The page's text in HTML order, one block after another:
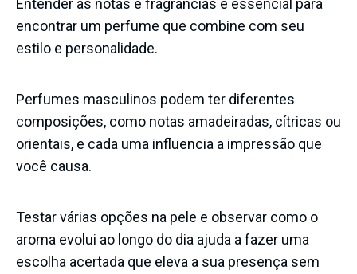
Entender as notas e fragrâncias é essencial para
encontrar um perfume que combine com seu
estilo e personalidade.
Perfumes masculinos podem ter diferentes
composições, como notas amadeiradas, cítricas ou
orientais, e cada uma influencia a impressão que
você causa.
Testar várias opções na pele e observar como o
aroma evolui ao longo do dia ajuda a fazer uma
escolha acertada que eleva a sua presença sem